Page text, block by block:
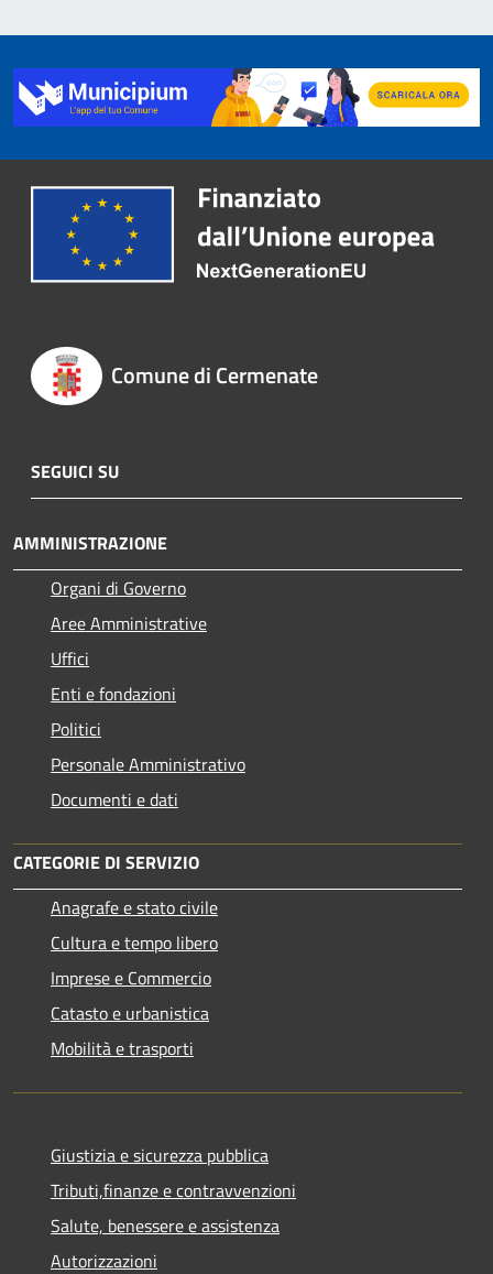
Comune di Cermenate
SEGUICI SU
AMMINISTRAZIONE
Organi di Governo
Aree Amministrative
Uffici
Enti e fondazioni
Politici
Personale Amministrativo
Documenti e dati
CATEGORIE DI SERVIZIO
Anagrafe e stato civile
Cultura e tempo libero
Imprese e Commercio
Catasto e urbanistica
Mobilità e trasporti
Giustizia e sicurezza pubblica
Tributi,finanze e contravvenzioni
Salute, benessere e assistenza
Autorizzazioni